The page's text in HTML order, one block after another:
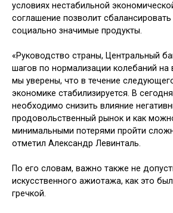
условиях нестабильной
соглашение позволит
социально значимые продукты.
«Руководство страны, Центральный
шагов по нормализации колебаний
мы уверены, что в течение
экономике стабилизируется. В
необходимо снизить влияние
продовольственный рынок и как
минимальными потерями пройти
отметил Александр Левинталь.
По его словам, важно также не
искусственного ажиотажа, как это
гречкой.